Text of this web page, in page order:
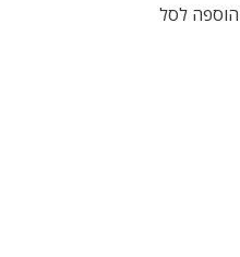
הוספה לסל